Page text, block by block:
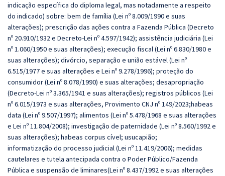
indicação específica do diploma legal, mas notadamente a respeito
do indicado) sobre: bem de família (Lei nº 8.009/1990 e suas
alterações); prescrição das ações contra a Fazenda Pública (Decreto
nº 20.910/1932 e Decreto-Lei nº 4.597/1942); assistência judiciária (Lei
nº 1.060/1950 e suas alterações); execução fiscal (Lei nº 6.830/1980 e
suas alterações); divórcio, separação e união estável (Lei nº
6.515/1977 e suas alterações e Lei nº 9.278/1996); proteção do
consumidor (Lei nº 8.078/1990) e suas alterações; desapropriação
(Decreto-Lei nº 3.365/1941 e suas alterações); registros públicos (Lei
nº 6.015/1973 e suas alterações, Provimento CNJ nº 149/2023;habeas
data (Lei nº 9.507/1997); alimentos (Lei nº 5.478/1968 e suas alterações
e Lei nº 11.804/2008); investigação de paternidade (Lei nº 8.560/1992 e
suas alterações); habeas corpus cível; usucapião;
informatização do processo judicial (Lei nº 11.419/2006); medidas
cautelares e tutela antecipada contra o Poder Público/Fazenda
Pública e suspensão de liminares(Lei nº 8.437/1992 e suas alterações